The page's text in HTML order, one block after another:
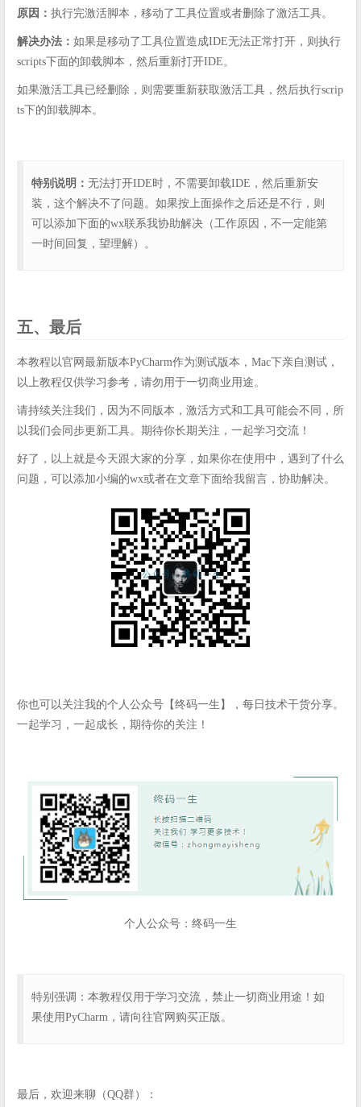
原因： 执行完激活脚本，移动了工具位置或者删除了激活工具。
解决办法： 如果是移动了工具位置造成IDE无法正常打开，则执行
scripts下面的卸载脚本，然后重新打开IDE。
如果激活工具已经删除，则需要重新获取激活工具，然后执行scrip
ts下的卸载脚本。
特别说明： 无法打开IDE时，不需要卸载IDE，然后重新安
装，这个解决不了问题。如果按上面操作之后还是不行，则
可以添加下面的wx联系我协助解决（工作原因，不一定能第
一时间回复，望理解）。
五、最后
本教程以官网最新版本PyCharm作为测试版本，Mac下亲自测试，
以上教程仅供学习参考，请勿用于一切商业用途。
请持续关注我们，因为不同版本，激活方式和工具可能会不同，所
以我们会同步更新工具。期待你长期关注，一起学习交流！
好了，以上就是今天跟大家的分享，如果你在使用中，遇到了什么
问题，可以添加小编的wx或者在文章下面给我留言，协助解决。
你也可以关注我的个人公众号【终码一生】，每日技术干货分享。
一起学习，一起成长，期待你的关注！
个人公众号：终码一生
特别强调：本教程仅用于学习交流，禁止一切商业用途！如
果使用PyCharm，请向往官网购买正版。
最后，欢迎来聊（QQ群）：